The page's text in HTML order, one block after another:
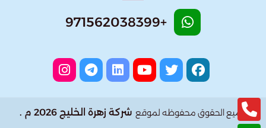
+971562038399
جميع الحقوق محفوظه لموقع شركة زهرة الخليج 2026 م .